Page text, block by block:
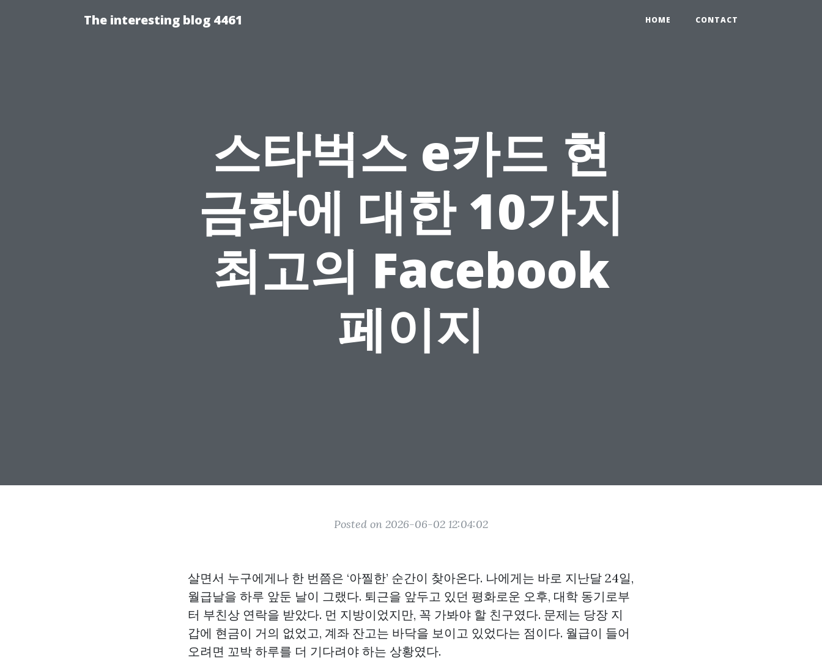
The interesting blog 4461 HOME CONTACT
스타벅스 e카드 현
금화에 대한 10가지
최고의 Facebook
페이지
Posted on 2026-06-02 12:04:02
살면서 누구에게나 한 번쯤은 ‘아찔한’ 순간이 찾아온다. 나에게는 바로 지난달 24일,
월급날을 하루 앞둔 날이 그랬다. 퇴근을 앞두고 있던 평화로운 오후, 대학 동기로부
터 부친상 연락을 받았다. 먼 지방이었지만, 꼭 가봐야 할 친구였다. 문제는 당장 지
갑에 현금이 거의 없었고, 계좌 잔고는 바닥을 보이고 있었다는 점이다. 월급이 들어
오려면 꼬박 하루를 더 기다려야 하는 상황였다.